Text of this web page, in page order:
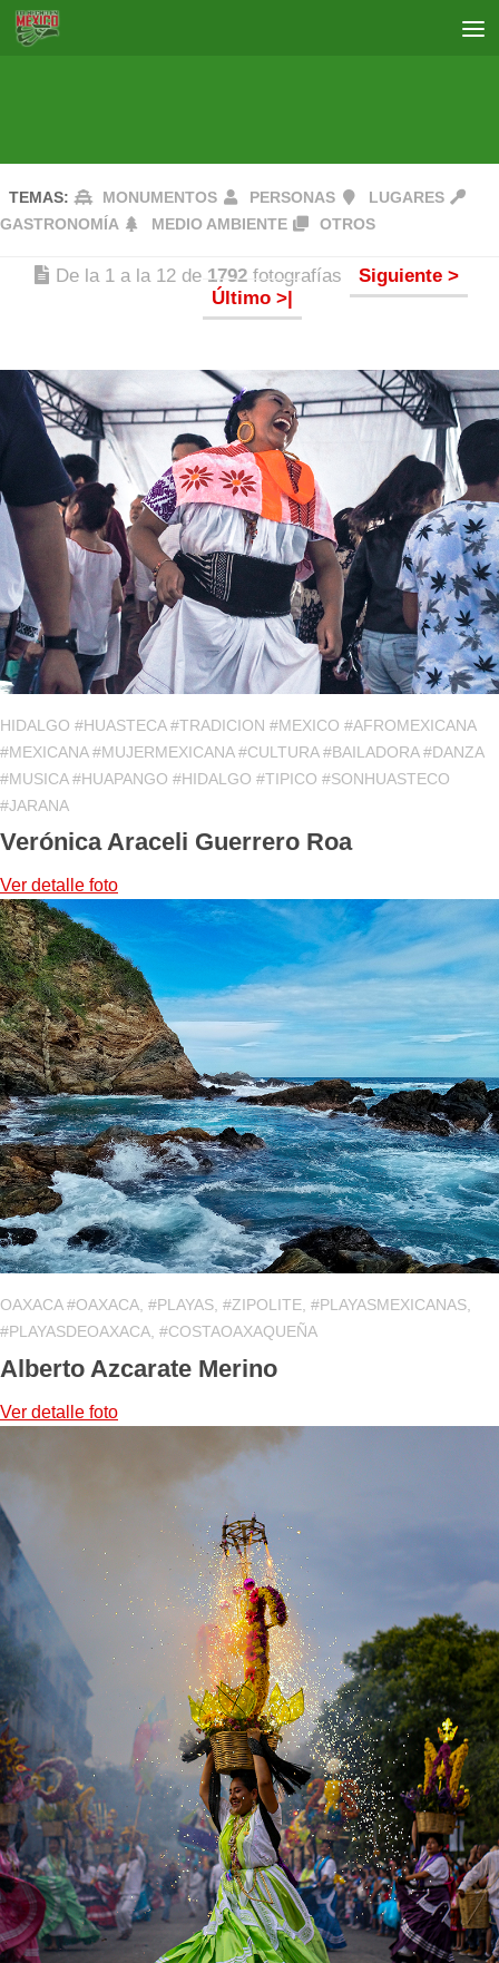
TEMAS: MONUMENTOS PERSONAS
LUGARES
GASTRONOMÍA
MEDIO AMBIENTE OTROS
De la 1 a la 12 de 1792fotografías
Siguiente >
Último >|
HIDALGO #HUASTECA #TRADICION #MEXICO #AFROMEXICANA
#MEXICANA #MUJERMEXICANA #CULTURA #BAILADORA #DANZA
#MUSICA #HUAPANGO #HIDALGO #TIPICO #SONHUASTECO
#JARANA
Verónica Araceli Guerrero Roa
Ver detalle foto
OAXACA #OAXACA, #PLAYAS, #ZIPOLITE, #PLAYASMEXICANAS,
#PLAYASDEOAXACA, #COSTAOAXAQUEÑA
Alberto Azcarate Merino
Ver detalle foto